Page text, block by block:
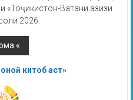
«Тоҷикистон-Ватани азизи
2026.
китоб аст»